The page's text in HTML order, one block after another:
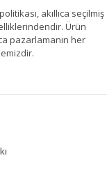
akıllıca seçilmiş
Ürün
pazarlamanın her